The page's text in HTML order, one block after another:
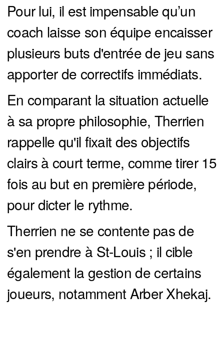
Pour lui, il est impensable qu’un
coach laisse son équipe encaisser
plusieurs buts d'entrée de jeu sans
apporter de correctifs immédiats.
En comparant la situation actuelle
à sa propre philosophie, Therrien
rappelle qu'il fixait des objectifs
clairs à court terme, comme tirer 15
fois au but en première période,
pour dicter le rythme.
Therrien ne se contente pas de
s'en prendre à St-Louis ; il cible
également la gestion de certains
joueurs, notamment Arber Xhekaj.